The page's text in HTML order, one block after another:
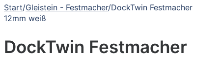
Start/Gleistein - Festmacher/DockTwin Festmacher
12mm weiß
DockTwin Festmacher